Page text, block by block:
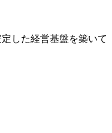
した経営基盤を築いて